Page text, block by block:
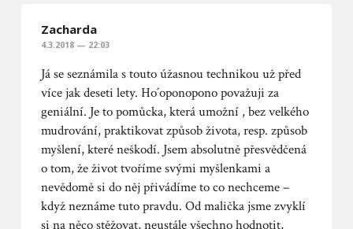
Zacharda
4.3.2018 — 22:03
Já se seznámila s touto úžasnou technikou už před
více jak deseti lety. Ho´oponopono považuji za
geniální. Je to pomůcka, která umožní , bez velkého
mudrování, praktikovat způsob života, resp. způsob
myšlení, které neškodí. Jsem absolutně přesvědčená
o tom, že život tvoříme svými myšlenkami a
nevědomě si do něj přivádíme to co nechceme –
když neznáme tuto pravdu. Od malička jsme zvyklí
si na něco stěžovat, neustále všechno hodnotit,